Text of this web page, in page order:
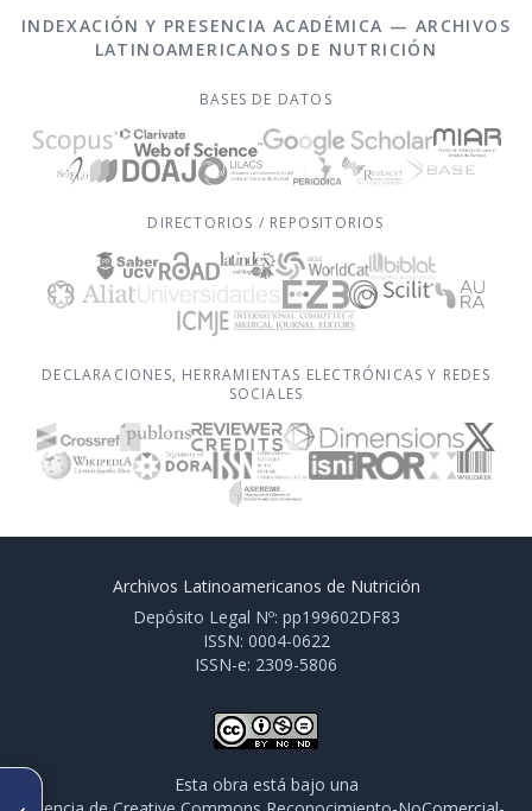
ARTÍCULO ANTERIOR
INDEXACIÓN Y PRESENCIA ACADÉMICA — ARCHIVOS
LATINOAMERICANOS DE NUTRICIÓN
BASES DE DATOS
DIRECTORIOS / REPOSITORIOS
DECLARACIONES, HERRAMIENTAS ELECTRÓNICAS Y REDES
SOCIALES
Archivos Latinoamericanos de Nutrición
Depósito Legal Nº: pp199602DF83
ISSN: 0004-0622
ISSN-e: 2309-5806
Esta obra está bajo una